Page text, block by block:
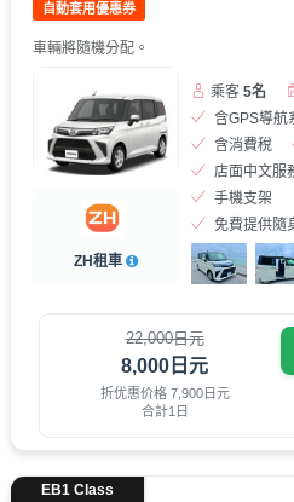
自動套用優惠券
車輛將隨機分配。
ZH租車
乘客5名
含GPS導航
含消費稅
店面中文服
手機支架
免費提供隨
22,000日元
8,000日元
折优惠价格 7,900日元
合計1日
EB1 Class